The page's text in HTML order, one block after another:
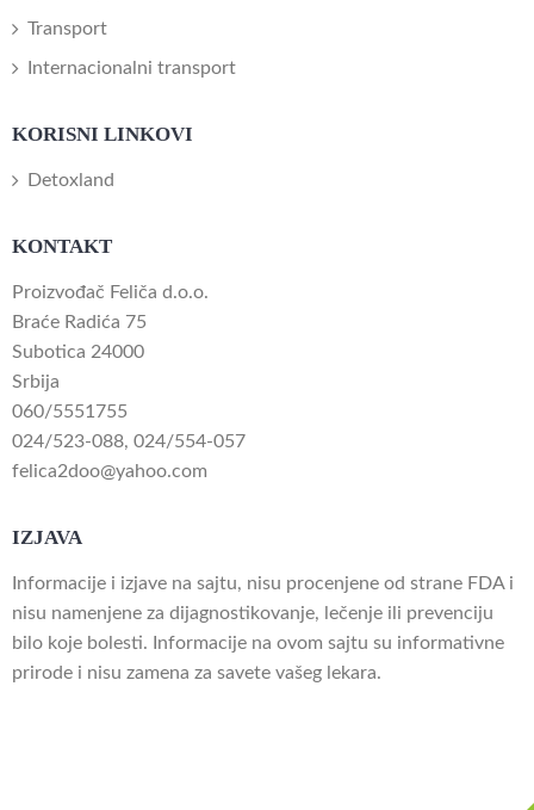
Transport
Internacionalni transport
KORISNI LINKOVI
Detoxland
KONTAKT
Proizvođač Feliča d.o.o.
Braće Radića 75
Subotica 24000
Srbija
060/5551755
024/523-088, 024/554-057
felica2doo@yahoo.com
IZJAVA
Informacije i izjave na sajtu, nisu procenjene od strane FDA i
nisu namenjene za dijagnostikovanje, lečenje ili prevenciju
bilo koje bolesti. Informacije na ovom sajtu su informativne
prirode i nisu zamena za savete vašeg lekara.